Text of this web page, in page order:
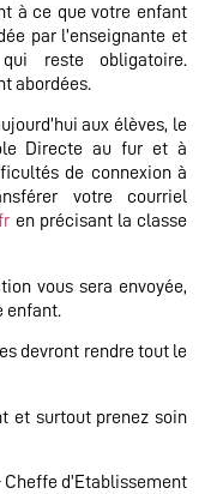
à ce que votre enfant
par l’enseignante et
reste obligatoire.
abordées.
aux élèves, le
Directe au fur et à
de connexion à
votre courriel
en précisant la classe
vous sera envoyée,
enfant.
devront rendre tout le
et surtout prenez soin
d’Etablissement